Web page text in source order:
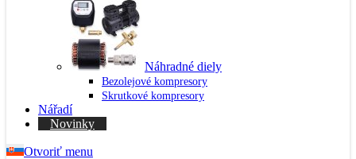
Náhradné diely
Bezolejové kompresory
Skrutkové kompresory
Nářadí
Novinky
Otvoriť menu